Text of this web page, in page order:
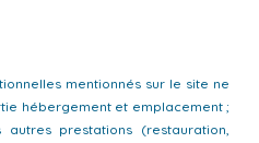
mentionnés sur le site ne
hébergement et emplacement ;
prestations (restauration,